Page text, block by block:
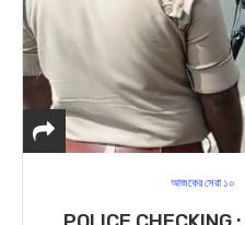
আজকের সেরা ১০